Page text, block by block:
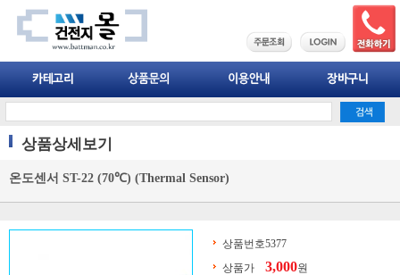
상품상세보기
온도센서 ST-22 (70℃) (Thermal Sensor)
상품번호5377
상품가
3,000원